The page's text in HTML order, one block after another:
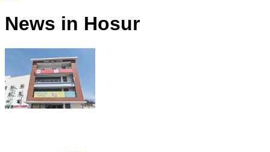
News in Hosur